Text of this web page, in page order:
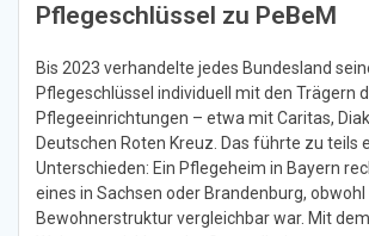
Pflegeschlüssel zu PeBeM
Bis 2023 verhandelte jedes Bundesland
Pflegeschlüssel individuell mit den Trägern
Pflegeeinrichtungen – etwa mit Caritas,
Deutschen Roten Kreuz. Das führte zu teils
Unterschieden: Ein Pflegeheim in Bayern
eines in Sachsen oder Brandenburg, obwohl
Bewohnerstruktur vergleichbar war. Mit